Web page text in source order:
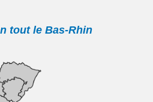
tout le Bas-Rhin